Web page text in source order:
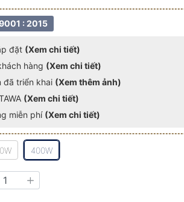
KITAWA - DP11400
400W Bọc Cầu KITAWA - DP11400
Lượng Mặt Trời 400W Bọc Cầu KITAWA -
Đèn Pha Năng Lượng Mặt Trời 400W Bọc
Đèn Pha Năng Lượng Mặt
: 2015
đặt (Xem chi tiết)
hàng (Xem chi tiết)
đã triển khai (Xem thêm ảnh)
(Xem chi tiết)
miễn phí (Xem chi tiết)
400W
Tăng